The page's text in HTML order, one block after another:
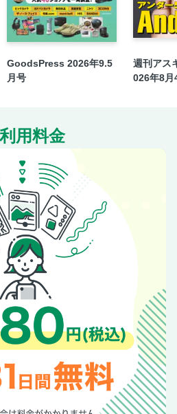
具。』（2019年7月号）
GoodsPress 2026年9.5
月号
週刊アス
026年8月
用料金